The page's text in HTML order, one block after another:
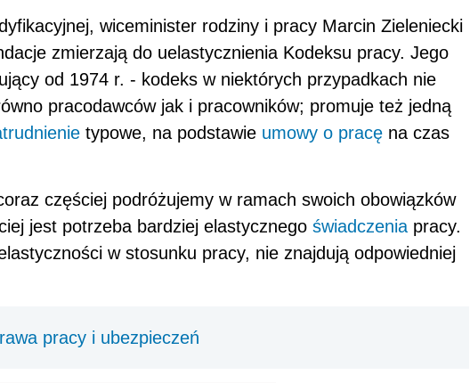
wiceminister rodziny i pracy Marcin Zieleniecki
zmierzają do uelastycznienia Kodeksu pracy. Jego
od 1974 r. - kodeks w niektórych przypadkach nie
pracodawców jak i pracowników; promuje też jedną
typowe, na podstawie umowy o pracę na czas
częściej podróżujemy w ramach swoich obowiązków
jest potrzeba bardziej elastycznego świadczenia pracy.
w stosunku pracy, nie znajdują odpowiedniej
pracy i ubezpieczeń